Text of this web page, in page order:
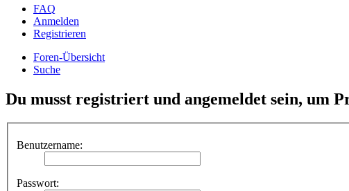
FAQ
Anmelden
Registrieren
Foren-Übersicht
Suche
Du musst registriert und angemeldet sein, um
Benutzername:
Passwort: